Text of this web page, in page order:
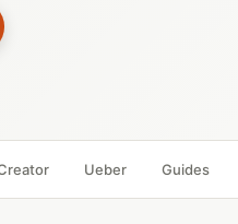
Ueber Guides